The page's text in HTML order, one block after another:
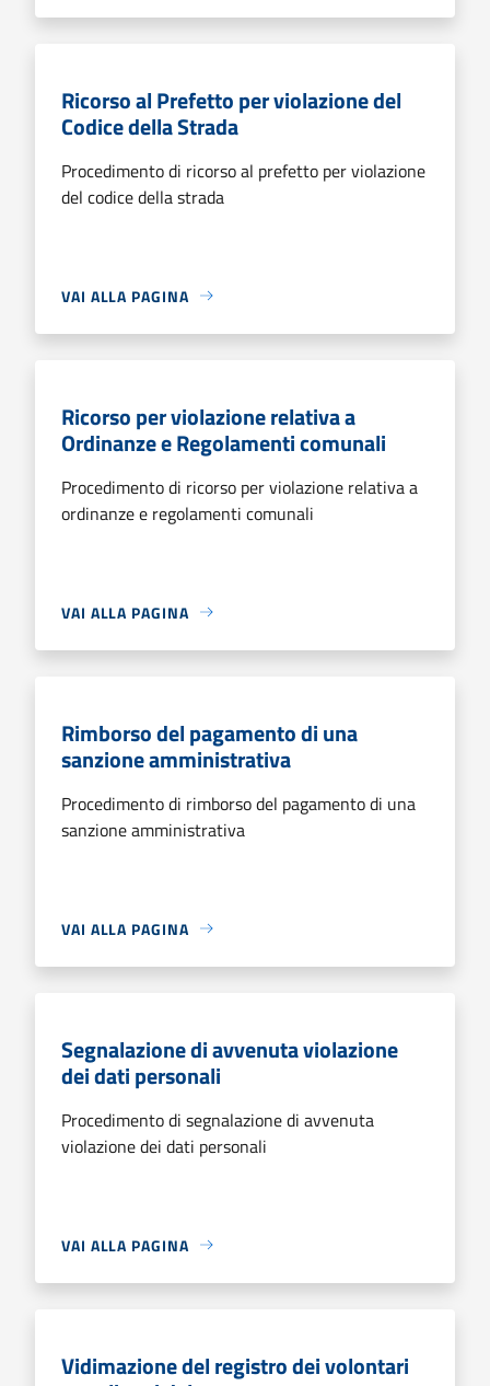
Ricorso al Prefetto per violazione del
Codice della Strada
Procedimento di ricorso al prefetto per violazione
del codice della strada
VAI ALLA PAGINA
Ricorso per violazione relativa a
Ordinanze e Regolamenti comunali
Procedimento di ricorso per violazione relativa a
ordinanze e regolamenti comunali
VAI ALLA PAGINA
Rimborso del pagamento di una
sanzione amministrativa
Procedimento di rimborso del pagamento di una
sanzione amministrativa
VAI ALLA PAGINA
Segnalazione di avvenuta violazione
dei dati personali
Procedimento di segnalazione di avvenuta
violazione dei dati personali
VAI ALLA PAGINA
Vidimazione del registro dei volontari